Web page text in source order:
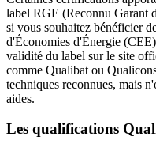
label RGE (Reconnu Garant
si vous souhaitez bénéficier
d'Économies d'Énergie
validité du label sur le site
comme Qualibat ou
techniques reconnues, mais
aides.
Les qualifications